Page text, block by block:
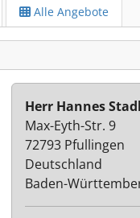
Alle Angebote
Herr Hannes
Max-Eyth-Str. 9
72793 Pfullingen
Deutschland
Baden-